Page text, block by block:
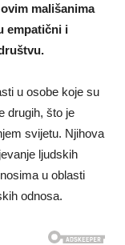
mališanima
empatični i
u osobe koje su
drugih, što je
svijetu. Njihova
ljudskih
u oblasti
odnosa.